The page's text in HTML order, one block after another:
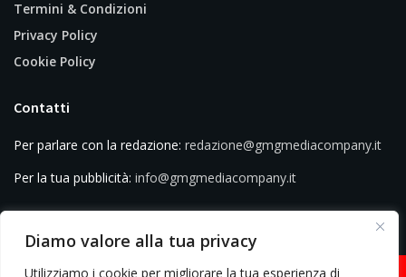
Diamo valore alla tua privacy
Utilizziamo i cookie per migliorare la tua esperienza di
Termini & Condizioni
Privacy Policy
Cookie Policy
Contatti
Per parlare con la redazione: redazione@gmgmediacompany.it
Per la tua pubblicità: info@gmgmediacompany.it